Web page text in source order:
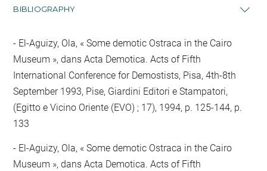
BIBLIOGRAPHY
El-Aguizy, Ola, « Some demotic Ostraca in the Cairo
Museum », dans Acta Demotica. Acts of Fifth
International Conference for Demostists, Pisa, 4th-8th
September 1993, Pise, Giardini Editori e Stampatori,
(Egitto e Vicino Oriente (EVO) ; 17), 1994, p. 125-144, p.
133
El-Aguizy, Ola, « Some demotic Ostraca in the Cairo
Museum », dans Acta Demotica. Acts of Fifth